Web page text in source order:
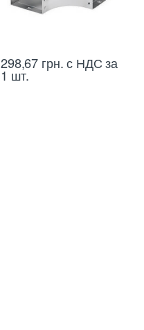
298,67 грн.с НДС за
1 шт.